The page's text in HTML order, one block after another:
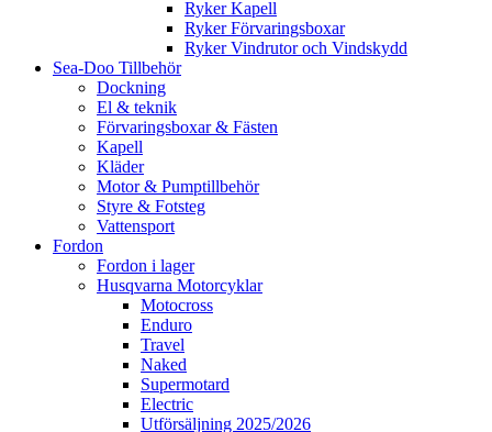
Ryker Kapell
Ryker Förvaringsboxar
Ryker Vindrutor och Vindskydd
Sea-Doo Tillbehör
Dockning
El & teknik
Förvaringsboxar & Fästen
Kapell
Kläder
Motor & Pumptillbehör
Styre & Fotsteg
Vattensport
Fordon
Fordon i lager
Husqvarna Motorcyklar
Motocross
Enduro
Travel
Naked
Supermotard
Electric
Utförsäljning 2025/2026